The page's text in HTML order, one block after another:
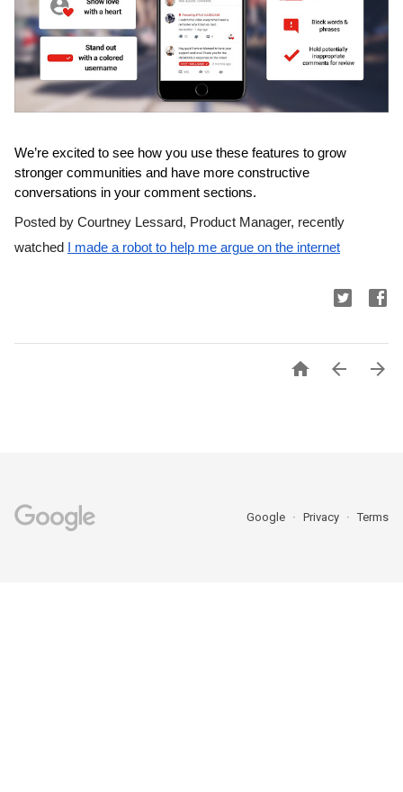
We’re excited to see how you use these features to grow
stronger communities and have more constructive
conversations in your comment sections.
Posted by Courtney Lessard, Product Manager, recently
watched
I made a robot to help me argue on the internet
  
Google Privacy Terms